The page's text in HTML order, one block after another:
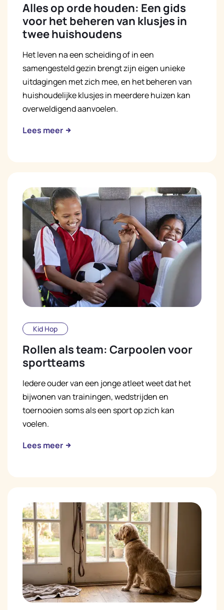
Alles op orde houden: Een gids
voor het beheren van klusjes in
twee huishoudens
Het leven na een scheiding of in een
samengesteld gezin brengt zijn eigen unieke
uitdagingen met zich mee, en het beheren van
huishoudelijke klusjes in meerdere huizen kan
overweldigend aanvoelen.
Lees meer
Kid Hop
Rollen als team: Carpoolen voor
sportteams
Iedere ouder van een jonge atleet weet dat het
bijwonen van trainingen, wedstrijden en
toernooien soms als een sport op zich kan
voelen.
Lees meer